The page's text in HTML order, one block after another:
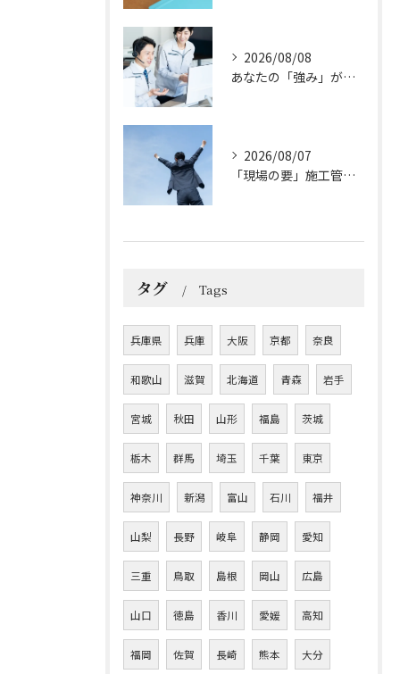
2026/08/08
あなたの「強み」が活きる！施工管理で広がる可能性
2026/08/07
「現場の要」施工管理の魅力とは？成長とキャリアの可能性
タグ Tags
兵庫県 兵庫 大阪 京都 奈良
和歌山 滋賀 北海道 青森 岩手
宮城 秋田 山形 福島 茨城
栃木 群馬 埼玉 千葉 東京
神奈川 新潟 富山 石川 福井
山梨 長野 岐阜 静岡 愛知
三重 鳥取 島根 岡山 広島
山口 徳島 香川 愛媛 高知
福岡 佐賀 長崎 熊本 大分